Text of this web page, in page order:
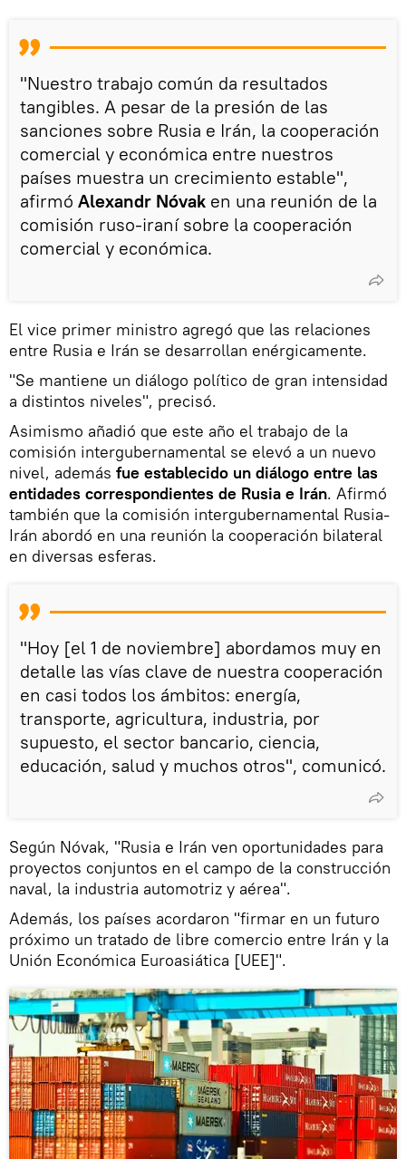
"Nuestro trabajo común da resultados
tangibles. A pesar de la presión de las
sanciones sobre Rusia e Irán, la cooperación
comercial y económica entre nuestros
países muestra un crecimiento estable",
afirmó Alexandr Nóvak en una reunión de la
comisión ruso-iraní sobre la cooperación
comercial y económica.
El vice primer ministro agregó que las relaciones
entre Rusia e Irán se desarrollan enérgicamente.
"Se mantiene un diálogo político de gran intensidad
a distintos niveles", precisó.
Asimismo añadió que este año el trabajo de la
comisión intergubernamental se elevó a un nuevo
nivel, además fue establecido un diálogo entre las
entidades correspondientes de Rusia e Irán. Afirmó
también que la comisión intergubernamental Rusia-
Irán abordó en una reunión la cooperación bilateral
en diversas esferas.
"Hoy [el 1 de noviembre] abordamos muy en
detalle las vías clave de nuestra cooperación
en casi todos los ámbitos: energía,
transporte, agricultura, industria, por
supuesto, el sector bancario, ciencia,
educación, salud y muchos otros", comunicó.
Según Nóvak, "Rusia e Irán ven oportunidades para
proyectos conjuntos en el campo de la construcción
naval, la industria automotriz y aérea".
Además, los países acordaron "firmar en un futuro
próximo un tratado de libre comercio entre Irán y la
Unión Económica Euroasiática [UEE]".